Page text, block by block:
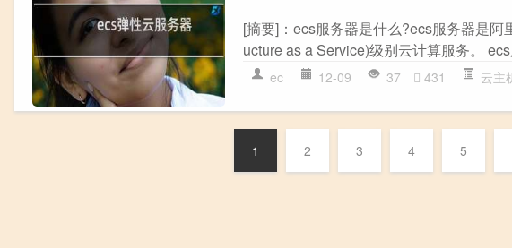
[摘要]：ecs服务器是什么?ecs服务器是
ucture as a Service)级别云计算服务。
ec 12-09 37 431 云主
1 2 3 4 5